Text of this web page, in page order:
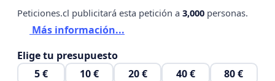
Peticiones.cl publicitará esta petición a 3,000 personas.
Más información...
Elige tu presupuesto
5 €
10 € 20 € 40 € 80 €